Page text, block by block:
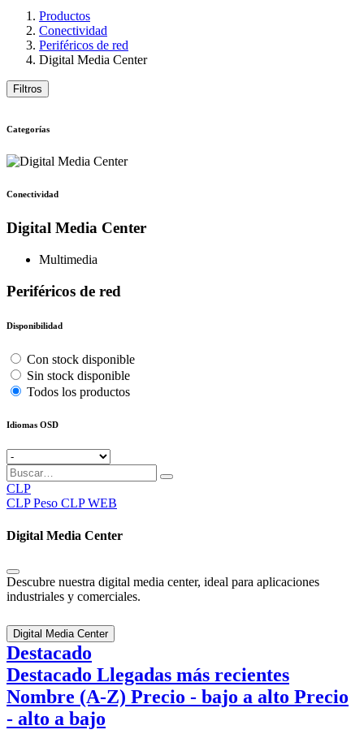
Productos
Conectividad
Periféricos de red
Digital Media Center
Filtros
Categorías
Conectividad
Digital Media Center
Multimedia
Periféricos de red
Disponibilidad
Con stock disponible
Sin stock disponible
Todos los productos
Idiomas OSD
CLP
CLP Peso CLP WEB
Digital Media Center
Descubre nuestra digital media center, ideal para aplicaciones
industriales y comerciales.
Digital Media Center
Destacado
Destacado Llegadas más recientes
Nombre (A-Z) Precio - bajo a alto Precio
- alto a bajo